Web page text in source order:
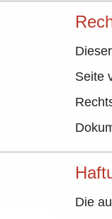
Seite
Die